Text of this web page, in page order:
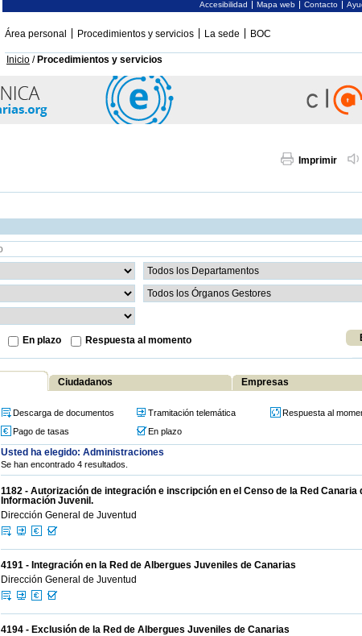
Accesibilidad Mapa web Contacto
Área personal Procedimientos y servicios La sede BOC
Inicio / Procedimientos y servicios
Imprimir
En plazo Respuesta al momento
Ciudadanos Empresas
Descarga de documentos Tramitación telemática
Respuesta al
Pago de tasas
En plazo
Usted ha elegido: Administraciones
Se han encontrado 4 resultados.
1182 - Autorización de integración e inscripción en el Censo de la Red Canaria
Información Juvenil.
Dirección General de Juventud
4191 - Integración en la Red de Albergues Juveniles de Canarias
Dirección General de Juventud
4194 - Exclusión de la Red de Albergues Juveniles de Canarias